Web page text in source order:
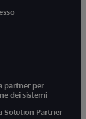
partner per
dei sistemi
Solution Partner